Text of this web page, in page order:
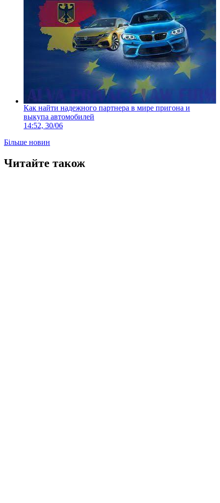
Как найти надежного партнера в мире пригона и
выкупа автомобилей
14:52, 30/06
Більше новин
Читайте також